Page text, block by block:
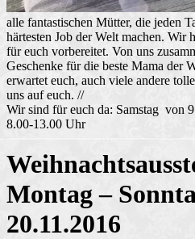
alle fantastischen Mütter, die jeden
härtesten Job der Welt machen. Wir
für euch vorbereitet. Von uns
Geschenke für die beste Mama der
erwartet euch, auch viele andere
uns auf euch. //
Wir sind für euch da: Samstag von
8.00-13.00 Uhr
Montag –
20.11.2016